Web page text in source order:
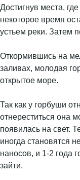
Достигнув места,
некоторое время
устьем реки. Затем
Откормившись на
заливах, молодая
открытое море.
Так как у горбуши
отнереститься она
появилась на свет.
иногда становятся
наносов, и 1-2 года
зайти.